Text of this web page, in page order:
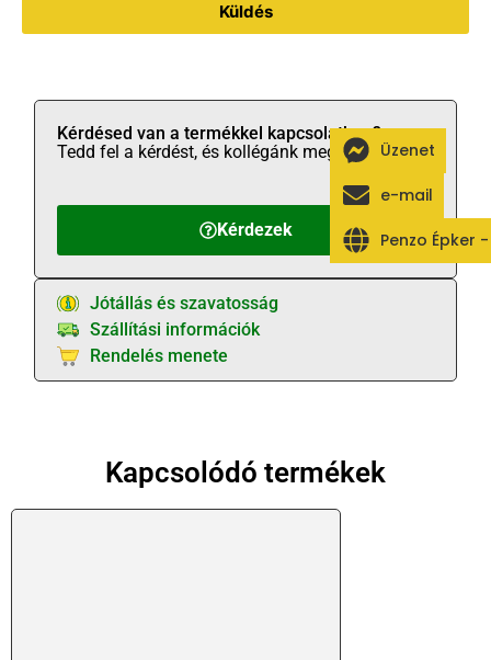
Küldés
Kérdezek
Kérdésed van a termékkel kapcsolatban?
Tedd fel a kérdést, és kollégánk megválaszolja!
Jótállás és szavatosság
Szállítási információk
Rendelés menete
Kapcsolódó termékek
Üzenet
e-mail
Penzo Épker